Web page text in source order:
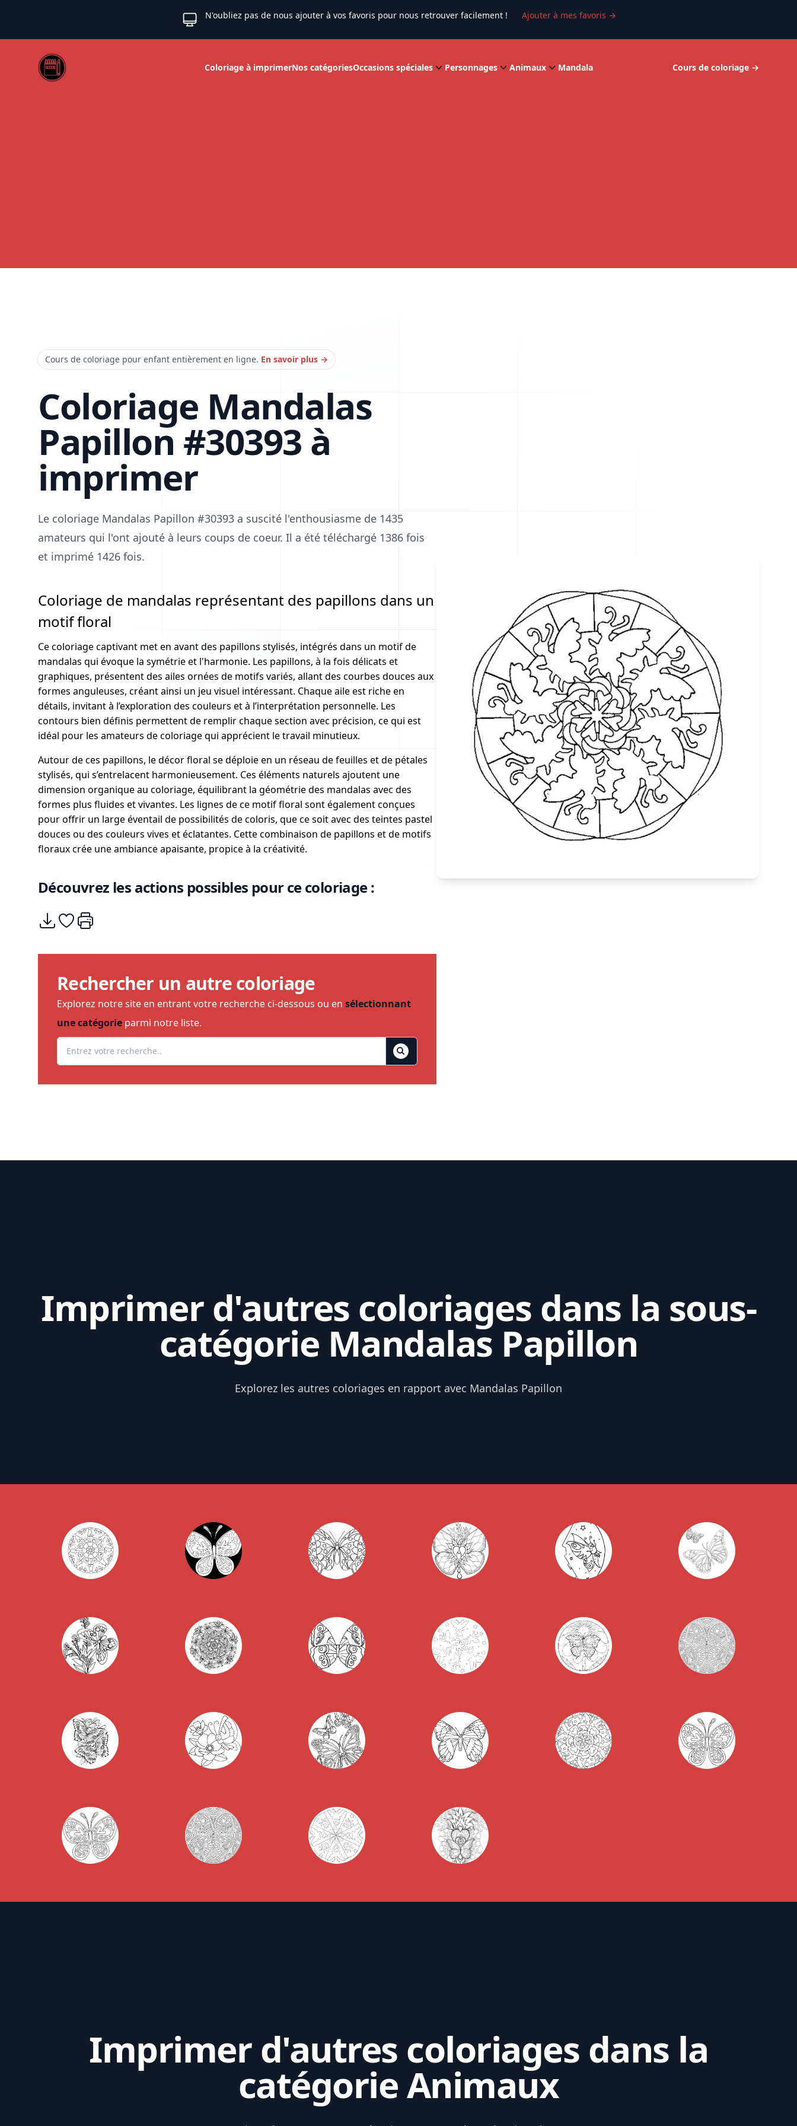
N'oubliez pas de nous ajouter à vos favoris pour nous retrouver facilement ! Ajouter à mes favoris →
Web coloriage
Coloriage à imprimerNos catégoriesOccasions spéciales Personnages Animaux Mandala Cours de coloriage →
Cours de coloriage pour enfant entièrement en ligne. En savoir plus →
Coloriage Mandalas
Papillon #30393 à
imprimer
Le coloriage Mandalas Papillon #30393 a suscité l'enthousiasme de 1435
amateurs qui l'ont ajouté à leurs coups de coeur. Il a été téléchargé 1386 fois
et imprimé 1426 fois.
Coloriage de mandalas représentant des papillons dans un
motif floral
Ce coloriage captivant met en avant des papillons stylisés, intégrés dans un motif de
mandalas qui évoque la symétrie et l'harmonie. Les papillons, à la fois délicats et
graphiques, présentent des ailes ornées de motifs variés, allant des courbes douces aux
formes anguleuses, créant ainsi un jeu visuel intéressant. Chaque aile est riche en
détails, invitant à l’exploration des couleurs et à l’interprétation personnelle. Les
contours bien définis permettent de remplir chaque section avec précision, ce qui est
idéal pour les amateurs de coloriage qui apprécient le travail minutieux.
Autour de ces papillons, le décor floral se déploie en un réseau de feuilles et de pétales
stylisés, qui s’entrelacent harmonieusement. Ces éléments naturels ajoutent une
dimension organique au coloriage, équilibrant la géométrie des mandalas avec des
formes plus fluides et vivantes. Les lignes de ce motif floral sont également conçues
pour offrir un large éventail de possibilités de coloris, que ce soit avec des teintes pastel
douces ou des couleurs vives et éclatantes. Cette combinaison de papillons et de motifs
floraux crée une ambiance apaisante, propice à la créativité.
Découvrez les actions possibles pour ce coloriage :
Télécharger
Ajouter à mes coups de coeurs
Imprimer
Rechercher un autre coloriage
Explorez notre site en entrant votre recherche ci-dessous ou en sélectionnant
une catégorie parmi notre liste.
Imprimer d'autres coloriages dans la sous-
catégorie Mandalas Papillon
Explorez les autres coloriages en rapport avec Mandalas Papillon
Imprimer d'autres coloriages dans la
catégorie Animaux